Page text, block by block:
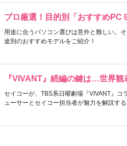
プロ厳選！目的別「おすすめPC
用途に合うパソコン選びは意外と難しい。
途別のおすすめモデルをご紹介！
『VIVANT』続編の鍵は…世界
セイコーが、TBS系日曜劇場『VIVANT』
ューサーとセイコー担当者が魅力を解説する